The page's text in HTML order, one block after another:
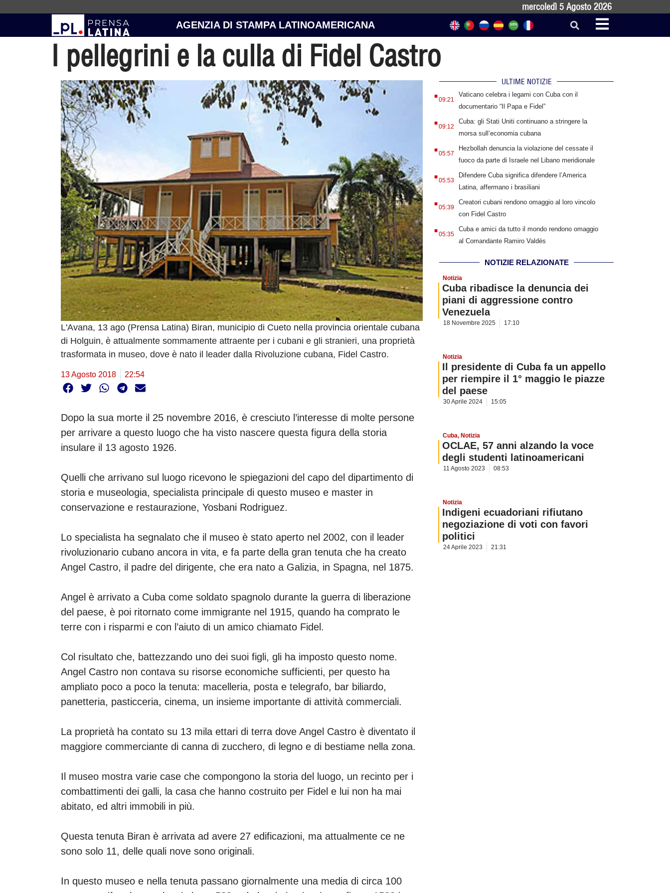
mercoledì 5 Agosto 2026
AGENZIA DI STAMPA LATINOAMERICANA
I pellegrini e la culla di Fidel Castro
L'Avana, 13 ago (Prensa Latina) Biran, municipio di Cueto nella provincia orientale cubana
di Holguin, è attualmente sommamente attraente per i cubani e gli stranieri, una proprietà
trasformata in museo, dove è nato il leader dalla Rivoluzione cubana, Fidel Castro.
13 Agosto 2018 22:54
Dopo la sua morte il 25 novembre 2016, è cresciuto l’interesse di molte persone
per arrivare a questo luogo che ha visto nascere questa figura della storia
insulare il 13 agosto 1926.
Quelli che arrivano sul luogo ricevono le spiegazioni del capo del dipartimento di
storia e museologia, specialista principale di questo museo e master in
conservazione e restaurazione, Yosbani Rodriguez.
Lo specialista ha segnalato che il museo è stato aperto nel 2002, con il leader
rivoluzionario cubano ancora in vita, e fa parte della gran tenuta che ha creato
Angel Castro, il padre del dirigente, che era nato a Galizia, in Spagna, nel 1875.
Angel è arrivato a Cuba come soldato spagnolo durante la guerra di liberazione
del paese, è poi ritornato come immigrante nel 1915, quando ha comprato le
terre con i risparmi e con l’aiuto di un amico chiamato Fidel.
Col risultato che, battezzando uno dei suoi figli, gli ha imposto questo nome.
Angel Castro non contava su risorse economiche sufficienti, per questo ha
ampliato poco a poco la tenuta: macelleria, posta e telegrafo, bar biliardo,
panetteria, pasticceria, cinema, un insieme importante di attività commerciali.
La proprietà ha contato su 13 mila ettari di terra dove Angel Castro è diventato il
maggiore commerciante di canna di zucchero, di legno e di bestiame nella zona.
Il museo mostra varie case che compongono la storia del luogo, un recinto per i
combattimenti dei galli, la casa che hanno costruito per Fidel e lui non ha mai
abitato, ed altri immobili in più.
Questa tenuta Biran è arrivata ad avere 27 edificazioni, ma attualmente ce ne
sono solo 11, delle quali nove sono originali.
In questo museo e nella tenuta passano giornalmente una media di circa 100
ULTIME NOTIZIE
.09:21
Vaticano celebra i legami con Cuba con il
documentario “Il Papa e Fidel”
.09:12
Cuba: gli Stati Uniti continuano a stringere la
morsa sull’economia cubana
.05:57
Hezbollah denuncia la violazione del cessate il
fuoco da parte di Israele nel Libano meridionale
.05:53
Difendere Cuba significa difendere l’America
Latina, affermano i brasiliani
.05:39
Creatori cubani rendono omaggio al loro vincolo
con Fidel Castro
.05:35
Cuba e amici da tutto il mondo rendono omaggio
al Comandante Ramiro Valdés
NOTIZIE RELAZIONATE
Notizia
Cuba ribadisce la denuncia dei
piani di aggressione contro
Venezuela
18 Novembre 2025 17:10
Notizia
Il presidente di Cuba fa un appello
per riempire il 1° maggio le piazze
del paese
30 Aprile 2024 15:05
Cuba, Notizia
OCLAE, 57 anni alzando la voce
degli studenti latinoamericani
11 Agosto 2023 08:53
Notizia
Indigeni ecuadoriani rifiutano
negoziazione di voti con favori
politici
24 Aprile 2023 21:31